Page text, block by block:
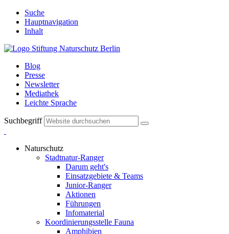
Suche
Hauptnavigation
Inhalt
Blog
Presse
Newsletter
Mediathek
Leichte Sprache
Suchbegriff
Naturschutz
Stadtnatur-Ranger
Darum geht's
Einsatzgebiete & Teams
Junior-Ranger
Aktionen
Führungen
Infomaterial
Koordinierungsstelle Fauna
Amphibien